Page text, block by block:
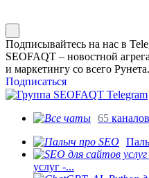
Подписывайтесь на нас в
SEOFAQT – новостной
и маркетингу со всего
Подписаться
65 каналов
услуг -...